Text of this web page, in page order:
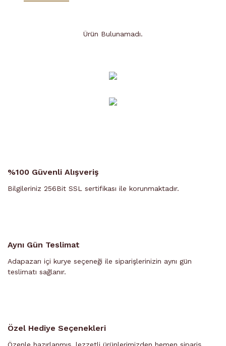
Ürün Bulunamadı.
Ürün Bulunamadı.
%100 Güvenli Alışveriş
Bilgileriniz 256Bit SSL sertifikası ile korunmaktadır.
Aynı Gün Teslimat
Adapazarı içi kurye seçeneği ile siparişlerinizin aynı gün
teslimatı sağlanır.
Özel Hediye Seçenekleri